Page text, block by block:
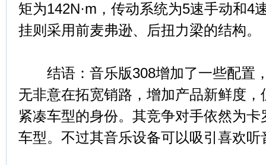
矩为142N·m，传动系统为5速手动和4
挂则采用前麦弗逊、后扭力梁的结构。
结语：音乐版308增加了一些配置
无非意在拓宽销路，增加产品新鲜度
紧凑车型的身份。其竞争对手依然为
车型。不过其音乐设备可以吸引喜欢